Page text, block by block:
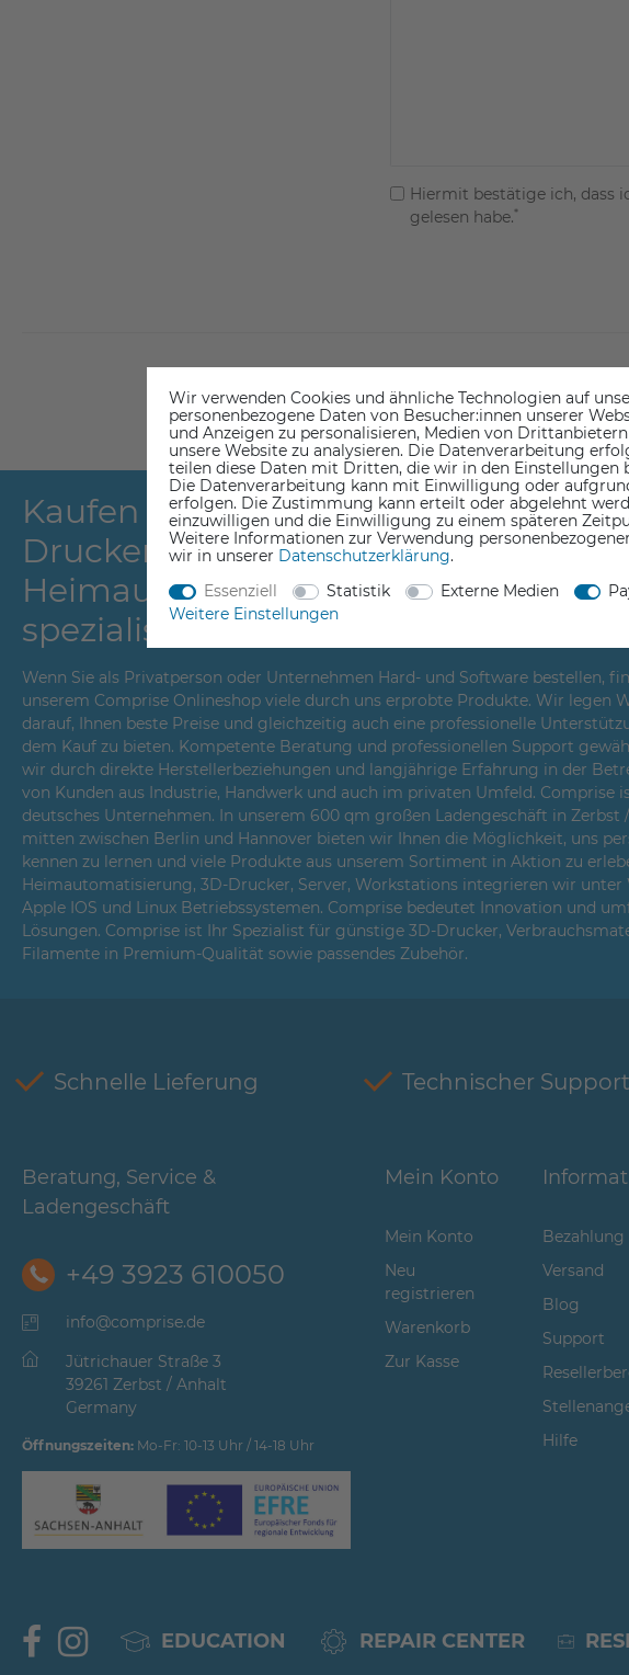
Hiermit bestätige ich, dass
gelesen habe.*
Kaufen Sie Ihre IT Ausrüstung, Ihren
Drucker und Ihre Komponenten zur
Heimautomatisierung in unserem
spezialisierten Onlineshop.
Wenn Sie als Privatperson oder Unternehmen Hard- und Software bestellen,
unserem Comprise Onlineshop viele durch uns erprobte Produkte. Wir legen
darauf, Ihnen beste Preise und gleichzeitig auch eine professionelle
dem Kauf zu bieten. Kompetente Beratung und professionellen Support
wir durch direkte Herstellerbeziehungen und langjährige Erfahrung in der
von Kunden aus Industrie, Handwerk und auch im privaten Umfeld. Comprise
deutsches Unternehmen. In unserem 600 qm großen Ladengeschäft in Zerbst
mitten zwischen Berlin und Hannover bieten wir Ihnen die Möglichkeit, uns
kennen zu lernen und viele Produkte aus unserem Sortiment in Aktion zu
Heimautomatisierung, 3D-Drucker, Server, Workstations integrieren wir unter
Apple IOS und Linux Betriebssystemen. Comprise bedeutet Innovation und
Lösungen. Comprise ist Ihr Spezialist für günstige 3D-Drucker,
Filamente in Premium-Qualität sowie passendes Zubehör.
Schnelle Lieferung Technischer Support
Beratung, Service &
Ladengeschäft
+49 3923 610050
info@comprise.de
Jütrichauer Straße 3
39261 Zerbst / Anhalt
Germany
Öffnungszeiten: Mo-Fr: 10-13 Uhr / 14-18 Uhr
Mein Konto
Mein Konto
Neu
registrieren
Warenkorb
Zur Kasse
Bezahlung
Versand
Blog
Support
Hilfe
EDUCATION REPAIR CENTER
Wir verwenden Cookies und ähnliche Technologien auf
personenbezogene Daten von Besucher:innen unserer
und Anzeigen zu personalisieren, Medien von
unsere Website zu analysieren. Die Datenverarbeitung
teilen diese Daten mit Dritten, die wir in den Einstellungen
Die Datenverarbeitung kann mit Einwilligung oder
erfolgen. Die Zustimmung kann erteilt oder abgelehnt
einzuwilligen und die Einwilligung zu einem späteren
Weitere Informationen zur Verwendung
wir in unserer Daten­schutz­erklärung.
Essenziell
Statistik Externe Medien
Weitere Einstellungen